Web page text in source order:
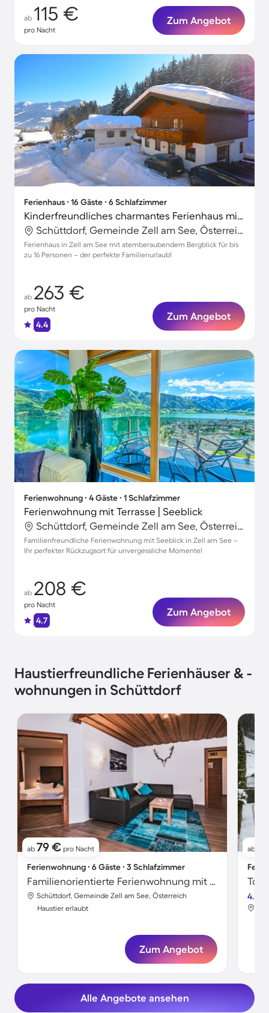
ab 115 €
pro Nacht
Zum Angebot
Ferienhaus ∙ 16 Gäste ∙ 6 Schlafzimmer
Kinderfreundliches charmantes Ferienhaus mit Terrasse | Bergblick | Nah am Skifahren
Schüttdorf, Gemeinde Zell am See, Österreich
Ferienhaus in Zell am See mit atemberaubendem Bergblick für bis
zu 16 Personen – der perfekte Familienurlaub!
ab 263 €
pro Nacht
4.4
Zum Angebot
Ferienwohnung ∙ 4 Gäste ∙ 1 Schlafzimmer
Ferienwohnung mit Terrasse | Seeblick
Schüttdorf, Gemeinde Zell am See, Österreich
Familienfreundliche Ferienwohnung mit Seeblick in Zell am See –
Ihr perfekter Rückzugsort für unvergessliche Momente!
ab 208 €
pro Nacht
4.7
Zum Angebot
Haustierfreundliche Ferienhäuser & -
wohnungen in Schüttdorf
ab 79 € pro Nacht
Ferienwohnung ∙ 6 Gäste ∙ 3 Schlafzimmer
Familienorientierte Ferienwohnung mit Sauna | Skifahren in der Nähe | Haustiere erlaubt
Schüttdorf, Gemeinde Zell am See, Österreich
Haustier erlaubt
Zum Angebot
ab
4.7
Alle Angebote ansehen